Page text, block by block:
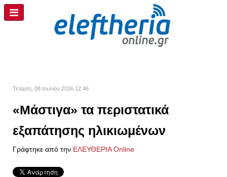
Τετάρτη, 08 Ιουλίου 2026 12:46
«Μάστιγα» τα περιστατικά
εξαπάτησης ηλικιωμένων
Γράφτηκε από την ΕΛΕΥΘΕΡΙΑ Online